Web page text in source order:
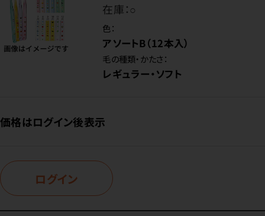
在庫：○
色：
アソートB（12本入）
毛の種類・かたさ：
レギュラー・ソフト
価格はログイン後表示
ログイン